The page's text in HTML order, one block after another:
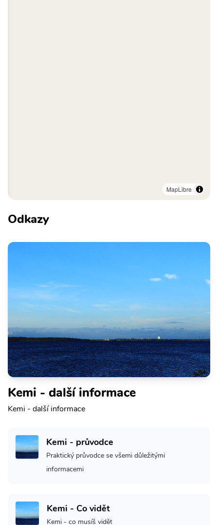
MapLibre
Odkazy
Kemi - další informace
Kemi - další informace
Kemi - průvodce
Praktický průvodce se všemi důležitými
informacemi
Kemi - Co vidět
Kemi - co musíš vidět